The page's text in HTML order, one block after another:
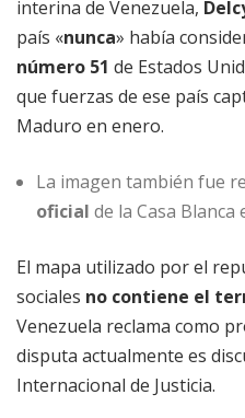
interina de Venezuela,
país «nunca» había
número 51 de Estados
que fuerzas de ese país
Maduro en enero.
La imagen también fue
oficial de la Casa Blanca
El mapa utilizado por el
sociales no contiene el
Venezuela reclama como
disputa actualmente es
Internacional de Justicia.